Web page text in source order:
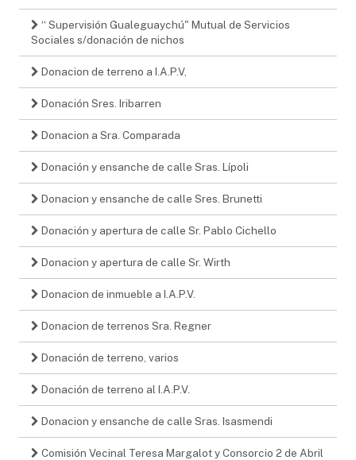
“ Supervisión Gualeguaychú" Mutual de Servicios
Sociales s/donación de nichos
Donacion de terreno a I.A.P.V,
Donación Sres. Iribarren
Donacion a Sra. Comparada
Donación y ensanche de calle Sras. Lípoli
Donacion y ensanche de calle Sres. Brunetti
Donación y apertura de calle Sr. Pablo Cichello
Donacion y apertura de calle Sr. Wirth
Donacion de inmueble a I.A.P.V.
Donacion de terrenos Sra. Regner
Donación de terreno, varios
Donación de terreno al I.A.P.V.
Donacion y ensanche de calle Sras. Isasmendi
Comisión Vecinal Teresa Margalot y Consorcio 2 de Abril